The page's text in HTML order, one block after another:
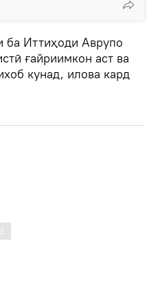
ба Иттиҳоди Аврупо
ғайриимкон аст ва
кунад, илова кард